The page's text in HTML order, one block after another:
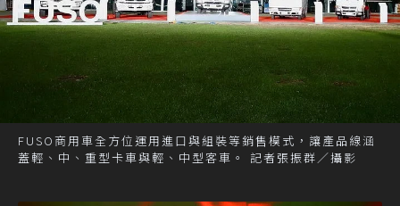
FUSO商用車全方位運用進口與組裝等銷售模式，讓產品線涵
蓋輕、中、重型卡車與輕、中型客車。 記者張振群／攝影